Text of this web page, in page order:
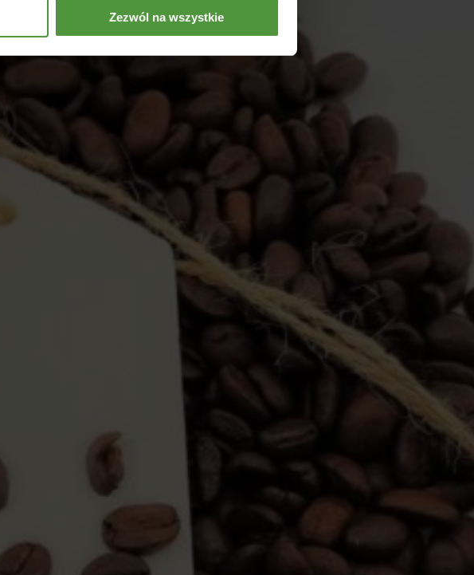
Zezwól na wszystkie